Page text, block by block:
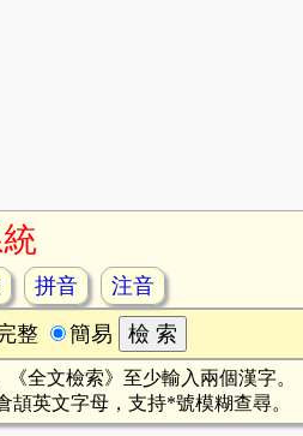
拼音
注音
整 簡易
全文檢索》至少輸入兩個漢字。
頡英文字母，支持*號模糊查尋。